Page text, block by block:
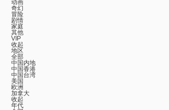
动画
奇幻
冒险
剧情
家庭
其他
VIP
收起
地区
全部
中国内地
中国香港
中国台湾
美国
欧洲
加拿大
收起
年代